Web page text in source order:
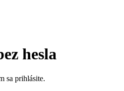
hesla
sa prihlásite.